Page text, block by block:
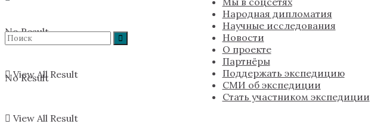
No Result
View All Result
No Result
View All Result
Народная дипломатия
Научные исследования
Новости
О проекте
Партнёры
Поддержать экспедицию
СМИ об экспедиции
Стать участником экспедиции